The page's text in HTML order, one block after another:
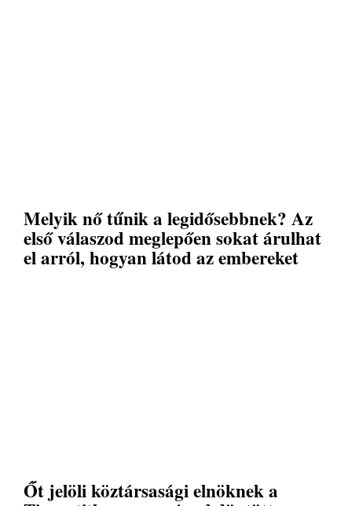
Melyik nő tűnik a legidősebbnek? Az
első válaszod meglepően sokat árulhat
el arról, hogyan látod az embereket
Őt jelöli köztársasági elnöknek a